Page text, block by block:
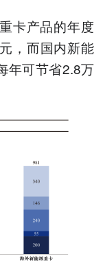
卡产品的年度
，而国内新能
年可节省2.8万